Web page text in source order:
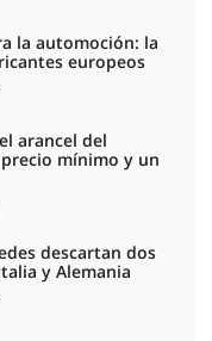
la automoción: la
europeos
arancel del
mínimo y un
descartan dos
y Alemania